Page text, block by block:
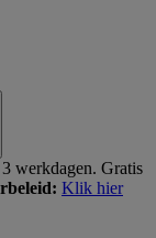
werkdagen. Gratis
Klik hier